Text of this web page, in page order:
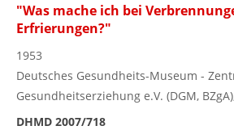
"Was mache ich bei
Erfrierungen?"
1953
Deutsches Gesundheits-Museum -
Gesundheitserziehung e.V. (DGM,
DHMD 2007/718